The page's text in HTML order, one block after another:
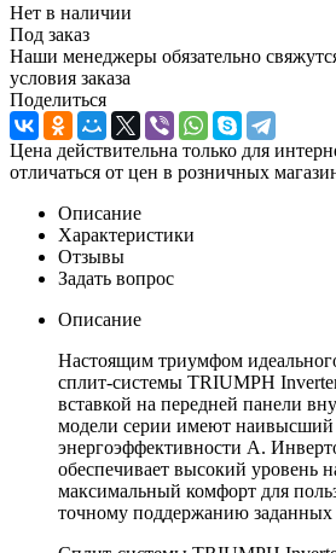
Нет в наличии
Под заказ
Наши менеджеры обязательно
условия заказа
Поделиться
Цена действительна только для
отличаться от цен в розничных
Описание
Характеристики
Отзывы
Задать вопрос
Описание
Настоящим триумфом
сплит-системы TRIUMPH
вставкой на передней панели
модели серии имеют наивысший
энергоэффективности А.
обеспечивает высокий уровень
максимальный комфорт для
точному поддержанию заданных